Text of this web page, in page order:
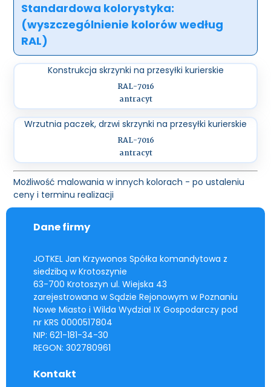
Standardowa kolorystyka:
(wyszczególnienie kolorów według
RAL)
Konstrukcja skrzynki na przesyłki kurierskie
RAL-7016
antracyt
Wrzutnia paczek, drzwi skrzynki na przesyłki kurierskie
RAL-7016
antracyt
Możliwość malowania w innych kolorach - po ustaleniu
ceny i terminu realizacji
Dane firmy
JOTKEL Jan Krzywonos Spółka komandytowa z
siedzibą w Krotoszynie
63-700 Krotoszyn ul. Wiejska 43
zarejestrowana w Sądzie Rejonowym w Poznaniu
Nowe Miasto i Wilda Wydział IX Gospodarczy pod
nr KRS 0000517804
NIP: 621-181-34-30
REGON: 302780961
Kontakt